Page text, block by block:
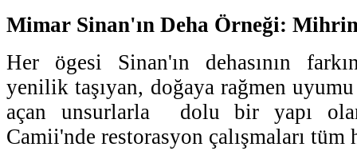
Mimar Sinan'ın Deha Örneği:
Her ögesi Sinan'ın dehasının
yenilik taşıyan, doğaya rağmen uyumu
açan unsurlarla dolu bir yapı
Camii'nde restorasyon çalışmaları tüm